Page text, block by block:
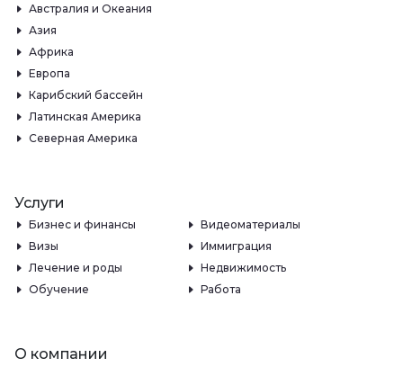
Австралия и Океания
Азия
Африка
Европа
Карибский бассейн
Латинская Америка
Северная Америка
Услуги
Бизнес и финансы
Видеоматериалы
Визы
Иммиграция
Лечение и роды
Недвижимость
Обучение
Работа
О компании